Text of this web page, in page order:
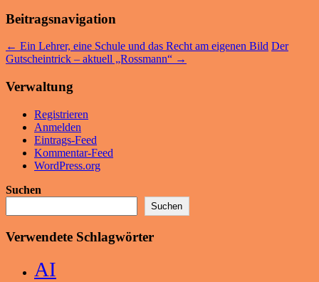
Beitragsnavigation
← Ein Lehrer, eine Schule und das Recht am eigenen Bild Der
Gutscheintrick – aktuell „Rossmann“ →
Verwaltung
Registrieren
Anmelden
Eintrags-Feed
Kommentar-Feed
WordPress.org
Suchen
Suchen
Verwendete Schlagwörter
AI